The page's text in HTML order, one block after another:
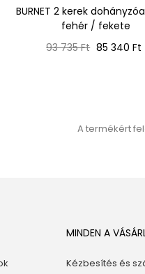
BURNET 2 kerek
fehér / fekete
Normál
93 735 Ft Ár
85 340 Ft
A termékért
MINDEN A
Kézbesítés és